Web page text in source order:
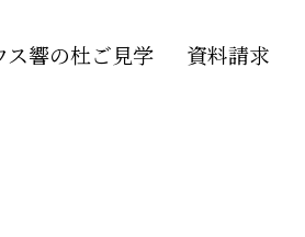
ス響の杜ご見学 資料請求